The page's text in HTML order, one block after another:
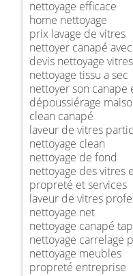
nettoyage efficace
home nettoyage
prix lavage de vitres
nettoyer canapé
devis nettoyage vitres
nettoyage tissu a sec
nettoyer son canape
dépoussiérage
clean canapé
laveur de vitres
nettoyage clean
nettoyage de fond
nettoyage des vitres
propreté et services
laveur de vitres
nettoyage net
nettoyage canapé
nettoyage carrelage
nettoyage meubles
propreté entreprise